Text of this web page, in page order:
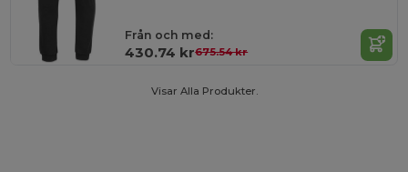
Från och med:
430.74 kr675.54 kr
Visar Alla Produkter.